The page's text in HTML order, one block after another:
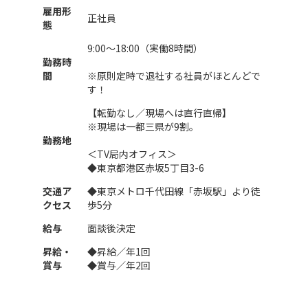
雇用形
態
正社員
勤務時
間
9:00～18:00（実働8時間）
※原則定時で退社する社員がほとんどで
す！
勤務地
【転勤なし／現場へは直行直帰】
※現場は一都三県が9割。
＜TV局内オフィス＞
◆東京都港区赤坂5丁目3-6
交通ア
クセス
◆東京メトロ千代田線「赤坂駅」より徒
歩5分
給与
面談後決定
昇給・
賞与
◆昇給／年1回
◆賞与／年2回